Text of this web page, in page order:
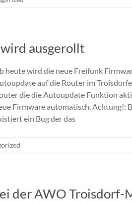
ausgerollt
heute wird die neue Freifunk
auf die Router im
die die Autoupdate Funktion
Firmware automatisch. Achtung!:
ein Bug der das
der AWO Troisdorf-